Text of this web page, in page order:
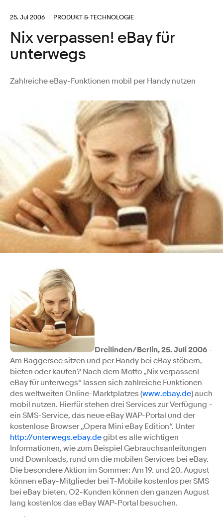
25. Jul 2006 PRODUKT & TECHNOLOGIE
Nix verpassen! eBay für
unterwegs
Zahlreiche eBay-Funktionen mobil per Handy nutzen
Dreilinden/Berlin, 25. Juli 2006 –
Am Baggersee sitzen und per Handy bei eBay stöbern,
bieten oder kaufen? Nach dem Motto „Nix verpassen!
eBay für unterwegs“ lassen sich zahlreiche Funktionen
des weltweiten Online-Marktplatzes (www.ebay.de) auch
mobil nutzen. Hierfür stehen drei Services zur Verfügung –
ein SMS-Service, das neue eBay WAP-Portal und der
kostenlose Browser „Opera Mini eBay Edition“. Unter
http://unterwegs.ebay.degibt es alle wichtigen
Informationen, wie zum Beispiel Gebrauchsanleitungen
und Downloads, rund um die mobilen Services bei eBay.
Die besondere Aktion im Sommer: Am 19. und 20. August
können eBay-Mitglieder bei T-Mobile kostenlos per SMS
bei eBay bieten. O2-Kunden können den ganzen August
lang kostenlos das eBay WAP-Portal besuchen.